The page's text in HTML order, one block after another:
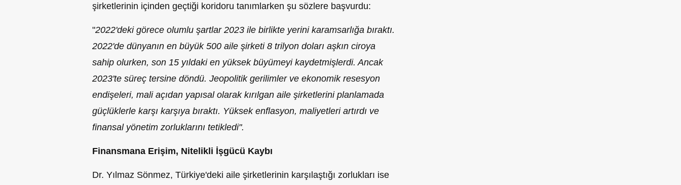
şirketlerinin içinden geçtiği koridoru tanımlarken şu sözlere başvurdu:
"2022'deki görece olumlu şartlar 2023 ile birlikte yerini karamsarlığa bıraktı.
2022'de dünyanın en büyük 500 aile şirketi 8 trilyon doları aşkın ciroya
sahip olurken, son 15 yıldaki en yüksek büyümeyi kaydetmişlerdi. Ancak
2023'te süreç tersine döndü. Jeopolitik gerilimler ve ekonomik resesyon
endişeleri, mali açıdan yapısal olarak kırılgan aile şirketlerini planlamada
güçlüklerle karşı karşıya bıraktı. Yüksek enflasyon, maliyetleri artırdı ve
finansal yönetim zorluklarını tetikledi".
Finansmana Erişim, Nitelikli İşgücü Kaybı
Dr. Yılmaz Sönmez, Türkiye'deki aile şirketlerinin karşılaştığı zorlukları ise